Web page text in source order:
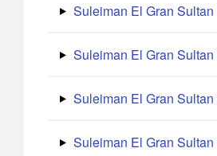
Suleiman El Gran
Suleiman El Gran
Suleiman El Gran
Suleiman El Gran